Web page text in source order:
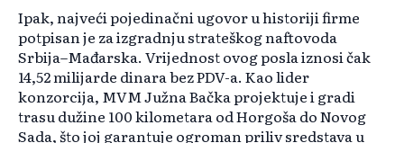
Ipak, najveći pojedinačni ugovor u historiji firme
potpisan je za izgradnju strateškog naftovoda
Srbija–Mađarska. Vrijednost ovog posla iznosi čak
14,52 milijarde dinara bez PDV-a. Kao lider
konzorcija, MVM Južna Bačka projektuje i gradi
trasu dužine 100 kilometara od Horgoša do Novog
Sada, što joj garantuje ogroman priliv sredstava u